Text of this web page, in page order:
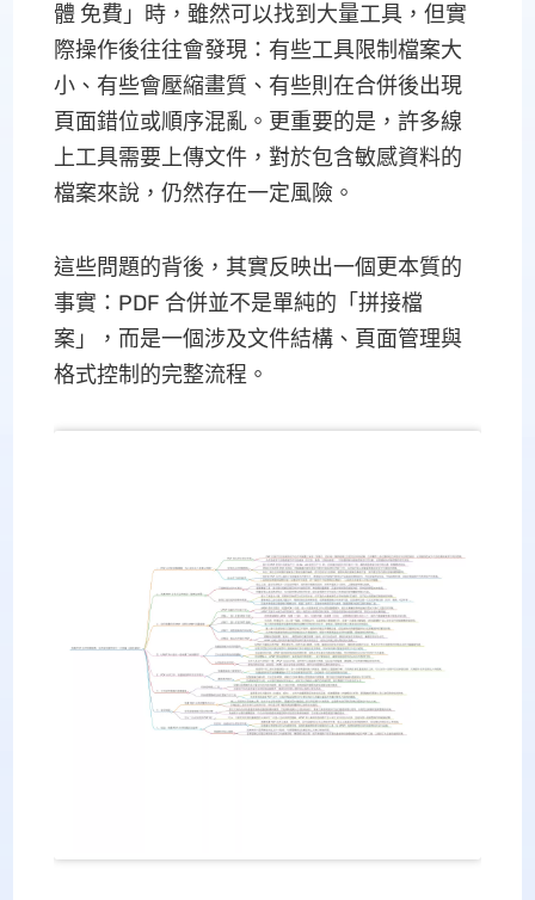
體 免費」時，雖然可以找到大量工具，但實
際操作後往往會發現：有些工具限制檔案大
小、有些會壓縮畫質、有些則在合併後出現
頁面錯位或順序混亂。更重要的是，許多線
上工具需要上傳文件，對於包含敏感資料的
檔案來說，仍然存在一定風險。
這些問題的背後，其實反映出一個更本質的
事實：PDF 合併並不是單純的「拼接檔
案」，而是一個涉及文件結構、頁面管理與
格式控制的完整流程。